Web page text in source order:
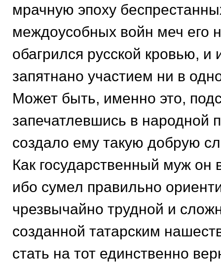
мрачную эпоху
междоусобных войн меч его
обагрился русской кровью, и
запятнано участием ни в
Может быть, именно это,
запечатлевшись в народной
создало ему такую добрую
Как государственный муж он
ибо сумел правильно
чрезвычайно трудной и
созданной татарским
стать на тот единственно